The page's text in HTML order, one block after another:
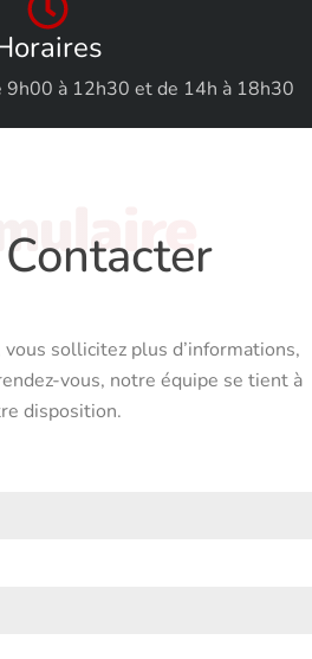
9h00 à 12h30 et de 14h à 18h30
sollicitez plus d’informations,
vous, notre équipe se tient à
disposition.